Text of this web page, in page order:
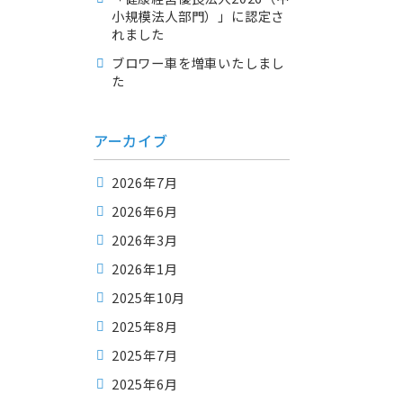
小規模法人部門）」に認定さ
れました
ブロワー車を増車いたしまし
た
アーカイブ
2026年7月
2026年6月
2026年3月
2026年1月
2025年10月
2025年8月
2025年7月
2025年6月